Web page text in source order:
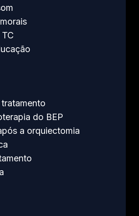
do BEP
a orquiectomia